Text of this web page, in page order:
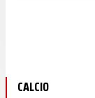
CALCIO